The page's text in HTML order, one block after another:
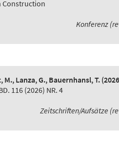
Construction
Konferenz
Lanza, G., Bauernhansl, T.
116 (2026) NR. 4
Zeitschriften/Aufsätze